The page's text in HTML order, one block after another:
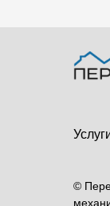
©